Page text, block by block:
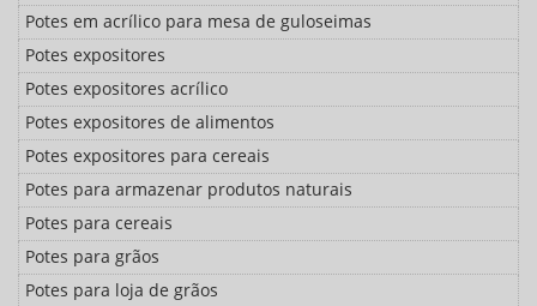
Potes em acrílico para mesa de guloseimas
Potes expositores
Potes expositores acrílico
Potes expositores de alimentos
Potes expositores para cereais
Potes para armazenar produtos naturais
Potes para cereais
Potes para grãos
Potes para loja de grãos